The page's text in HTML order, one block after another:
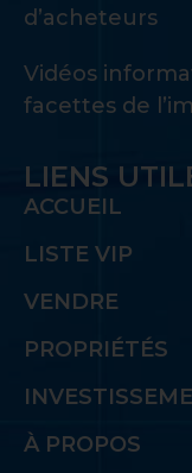
d’acheteurs
Vidéos
facettes de
LIENS
ACCUEIL
LISTE VIP
VENDRE
PROPRIÉTÉS
À PROPOS